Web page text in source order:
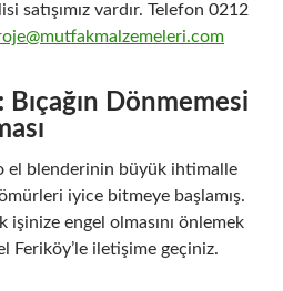
satışımız vardır. Telefon 0212
Dönmemesi
el blenderinin büyük ihtimalle
iyice bitmeye başlamış.
engel olmasını önlemek
Feriköy’le iletişime geçiniz.